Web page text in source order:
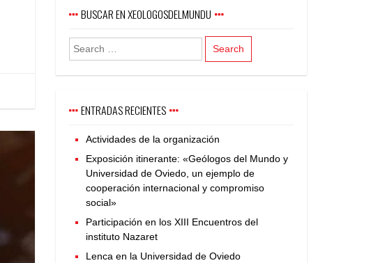
BUSCAR EN XEOLOGOSDELMUNDU
ENTRADAS RECIENTES
Actividades de la organización
Exposición itinerante: «Geólogos del Mundo y
Universidad de Oviedo, un ejemplo de
cooperación internacional y compromiso
social»
Participación en los XIII Encuentros del
instituto Nazaret
Lenca en la Universidad de Oviedo